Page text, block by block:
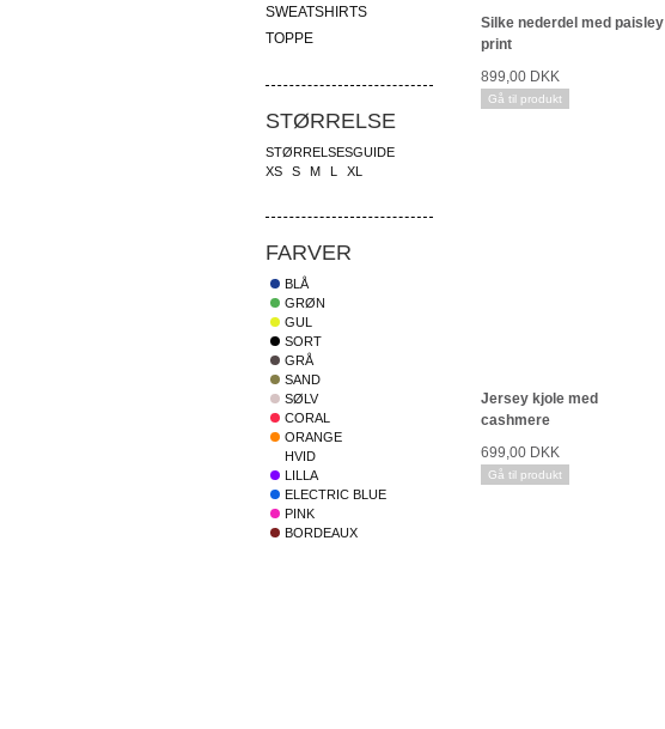
SWEATSHIRTS
TOPPE
STØRRELSE
STØRRELSESGUIDE
XS
S M L XL
FARVER
BLÅ
GRØN
GUL
SORT
GRÅ
SAND
SØLV
CORAL
ORANGE
HVID
LILLA
ELECTRIC BLUE
PINK
BORDEAUX
Silke nederdel med paisley
print
899,00 DKK
Gå til produkt
Jersey kjole med
cashmere
699,00 DKK
Gå til produkt